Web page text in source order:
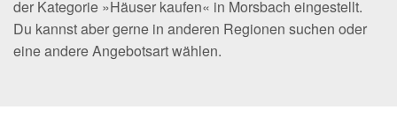
der Kategorie »Häuser kaufen« in Morsbach eingestellt.
Du kannst aber gerne in anderen Regionen suchen oder
eine andere Angebotsart wählen.